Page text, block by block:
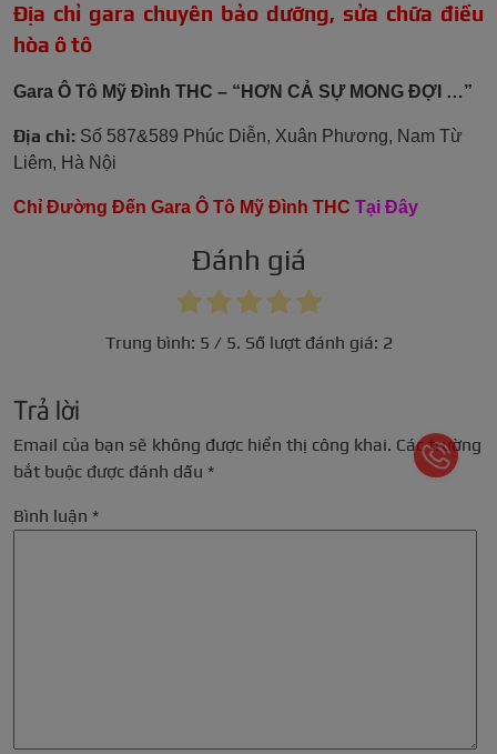
Địa chỉ gara chuyên bảo dưỡng, sửa chữa điều
hòa ô tô
Gara Ô Tô Mỹ Đình THC – “HƠN CẢ SỰ MONG ĐỢI …”
Địa chỉ: Số 587&589 Phúc Diễn, Xuân Phương, Nam Từ
Liêm, Hà Nội
Chỉ Đường Đến Gara Ô Tô Mỹ Đình THC Tại Đây
Đánh giá
Trung bình: 5 / 5. Số lượt đánh giá: 2
Trả lời
Email của bạn sẽ không được hiển thị công khai. Các trường
bắt buộc được đánh dấu *
Bình luận *